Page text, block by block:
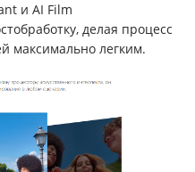
и AI Film
делая процесс
максимально легким.